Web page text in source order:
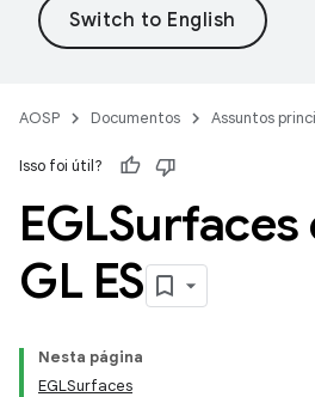
AOSP Documentos Assuntos
Isso foi útil?
GL ES
Nesta página
EGLSurfaces